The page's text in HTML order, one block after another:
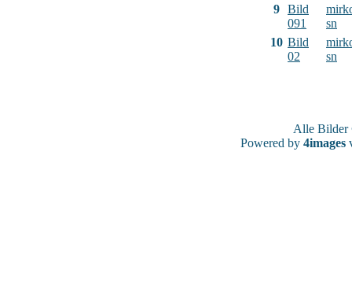
9 Bild
091
sn
10 Bild
02
sn
Alle
Powered by 4images